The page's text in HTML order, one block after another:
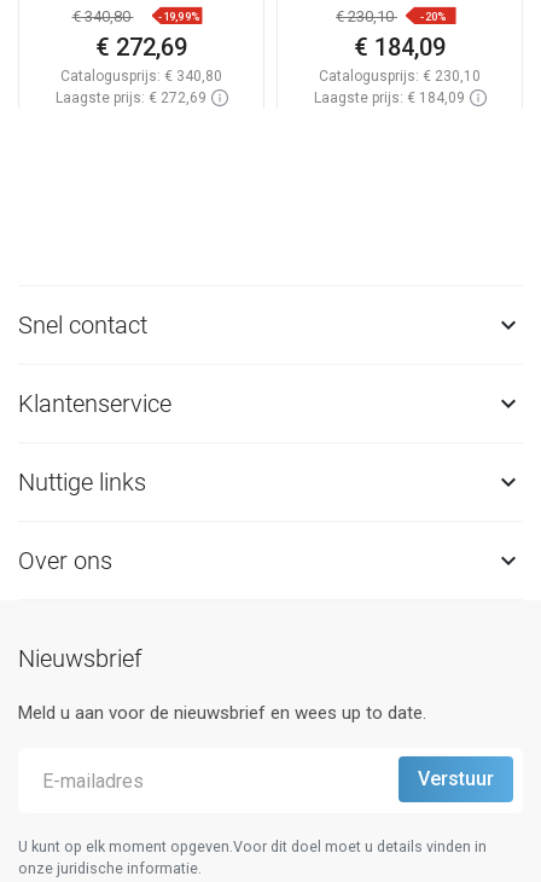
€ 340,80 -19,99%
€ 272,69
Catalogusprijs: € 340,80
Laagste prijs: € 272,69
772504595-50
€ 230,10 -20%
€ 184,09
Catalogusprijs: € 230,10
Laagste prijs: € 184,09
Snel contact 
Klantenservice 
Nuttige links 
Over ons 
Nieuwsbrief
Meld u aan voor de nieuwsbrief en wees up to date.
U kunt op elk moment opgeven.Voor dit doel moet u details vinden in
onze juridische informatie.